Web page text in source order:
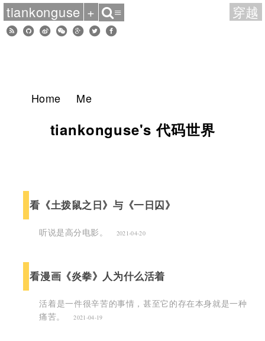
Home Me
tiankonguse's 代码世界
看《土拨鼠之日》与《一日囚》
听说是高分电影。 2021-04-20
看漫画《炎拳》人为什么活着
活着是一件很辛苦的事情，甚至它的存在本身就是一种
痛苦。
2021-04-19
tiankonguse + ≡ 穿越